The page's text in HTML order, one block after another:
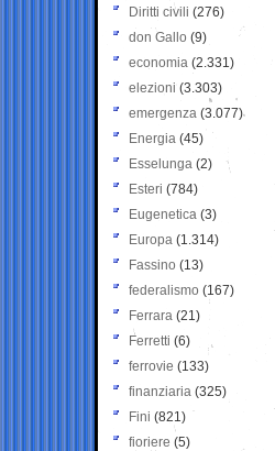
Diritti civili (276)
don Gallo (9)
economia (2.331)
elezioni (3.303)
emergenza (3.077)
Energia (45)
Esselunga (2)
Esteri (784)
Eugenetica (3)
Europa (1.314)
Fassino (13)
federalismo (167)
Ferrara (21)
Ferretti (6)
ferrovie (133)
finanziaria (325)
Fini (821)
fioriere (5)